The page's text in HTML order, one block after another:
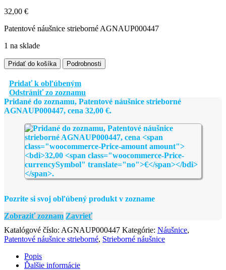
32,00 €
Patentové náušnice strieborné AGNAUP000447
1 na sklade
množstvo
Patentové
náušnice
strieborné
AGNAUP000447
Pridať do košíka Podrobnosti
Pridať k obľúbeným
Odstrániť zo zoznamu
Pridané do zoznamu, Patentové náušnice strieborné
AGNAUP000447, cena 32,00 €.
Pozrite si svoj obľúbený produkt v zozname
Zobraziť zoznam Zavrieť
Katalógové číslo: AGNAUP000447 Kategórie: Náušnice,
Patentové náušnice strieborné, Strieborné náušnice
Popis
Ďalšie informácie